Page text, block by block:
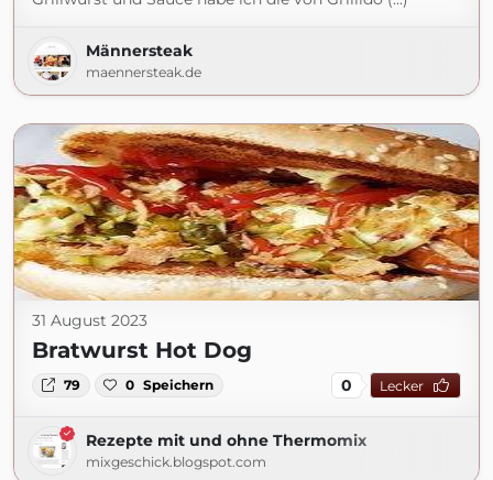
Männersteak
maennersteak.de
31 August 2023
Bratwurst Hot Dog
79 0 Speichern 0 Lecker
Rezepte mit und ohne Thermomix
mixgeschick.blogspot.com